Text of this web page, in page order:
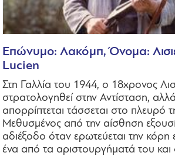
Επώνυμο: Λακόμπ, Όνομα:
Lucien
Στη Γαλλία του 1944, ο 18χρονος
στρατολογηθεί στην Αντίσταση,
απορρίπτεται τάσσεται στο πλευρό
Μεθυσμένος από την αίσθηση
αδιέξοδο όταν ερωτεύεται την κόρη
ένα από τα αριστουργήματά του και